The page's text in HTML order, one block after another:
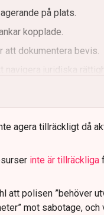
på plats.
kopplade.
dokumentera bevis.
juridiska
agera tillräckligt då
inte är tillräckliga
att polisen ”behöver
mot sabotage, och